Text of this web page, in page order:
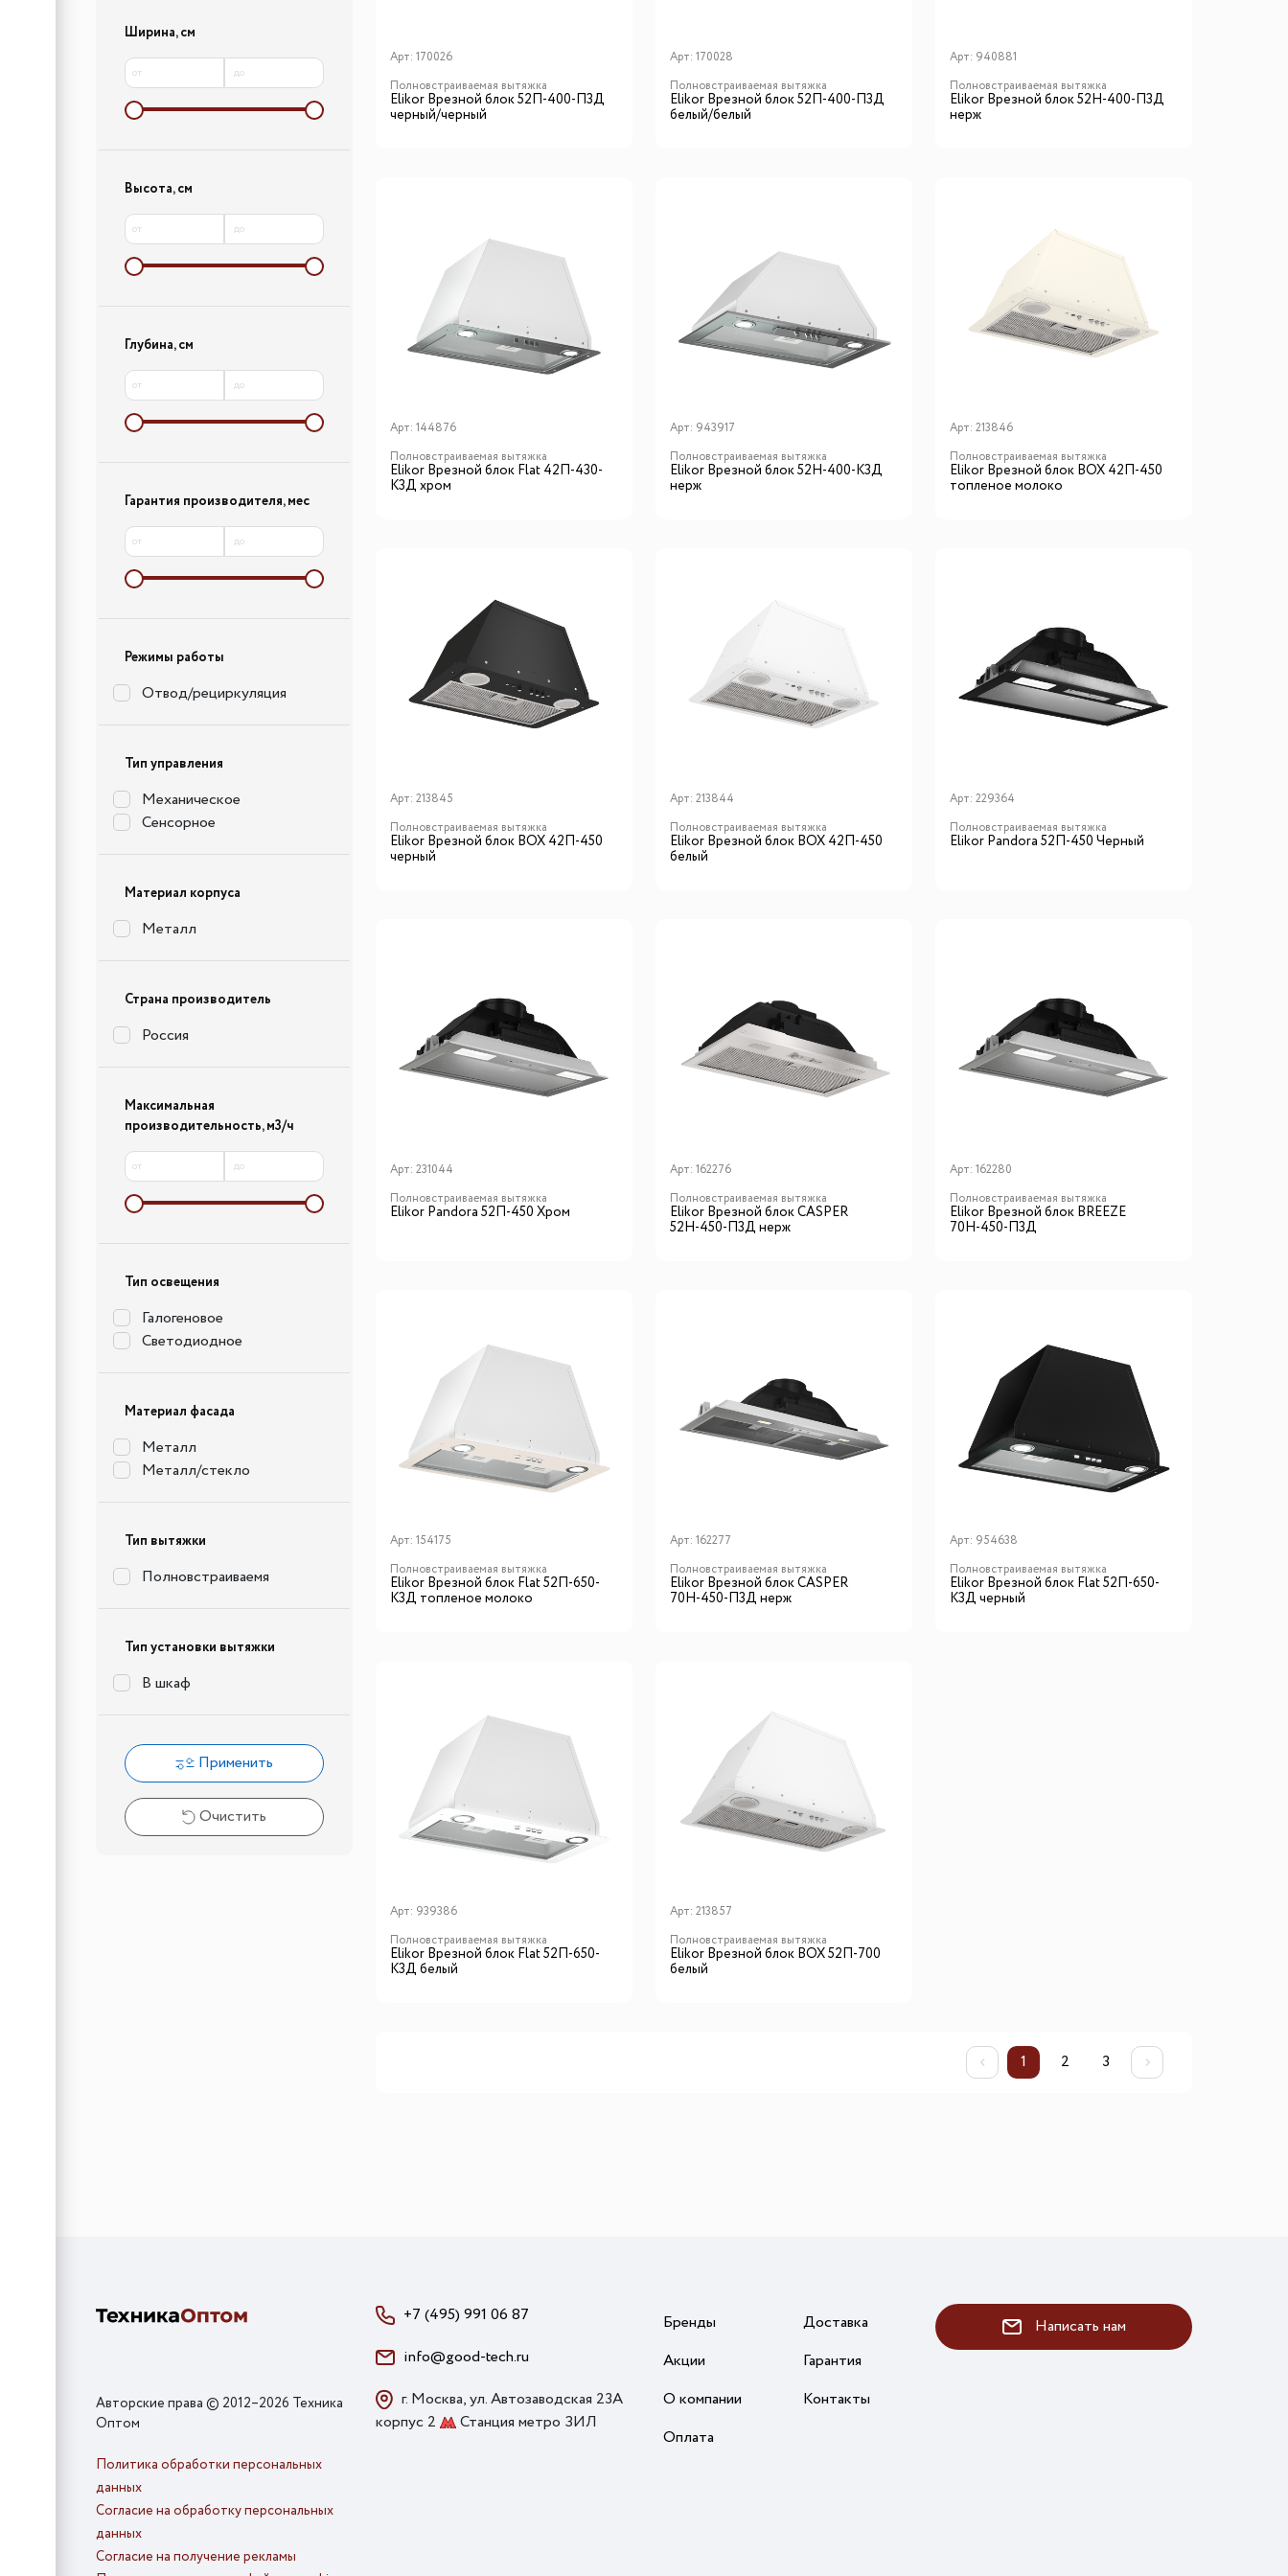
Ширина, см
от до
Высота, см
от до
Глубина, см
от до
Гарантия производителя, мес
от до
Режимы работы
Отвод/рециркуляция
Тип управления
Механическое
Сенсорное
Материал корпуса
Металл
Страна производитель
Россия
Максимальная
производительность, м3/ч
от до
Тип освещения
Галогеновое
Светодиодное
Материал фасада
Металл
Металл/стекло
Тип вытяжки
Полновстраиваемя
Тип установки вытяжки
В шкаф
Применить
Очистить
Арт: 170026
Полновстраиваемая вытяжка
Elikor Врезной блок 52П-400-П3Д
черный/черный
Арт: 170028
Полновстраиваемая вытяжка
Elikor Врезной блок 52П-400-П3Д
белый/белый
Арт: 940881
Полновстраиваемая вытяжка
Elikor Врезной блок 52Н-400-П3Д
нерж
Арт: 144876
Полновстраиваемая вытяжка
Elikor Врезной блок Flat 42П-430-
К3Д хром
Арт: 943917
Полновстраиваемая вытяжка
Elikor Врезной блок 52Н-400-К3Д
нерж
Арт: 213846
Полновстраиваемая вытяжка
Elikor Врезной блок BOX 42П-450
топленое молоко
Арт: 213845
Полновстраиваемая вытяжка
Elikor Врезной блок BOX 42П-450
черный
Арт: 213844
Полновстраиваемая вытяжка
Elikor Врезной блок BOX 42П-450
белый
Арт: 229364
Полновстраиваемая вытяжка
Elikor Pandora 52П-450 Черный
Арт: 231044
Полновстраиваемая вытяжка
Elikor Pandora 52П-450 Хром
Арт: 162276
Полновстраиваемая вытяжка
Elikor Врезной блок CASPER
52Н-450-П3Д нерж
Арт: 162280
Полновстраиваемая вытяжка
Elikor Врезной блок BREEZE
70Н-450-П3Д
Арт: 154175
Полновстраиваемая вытяжка
Elikor Врезной блок Flat 52П-650-
К3Д топленое молоко
Арт: 162277
Полновстраиваемая вытяжка
Elikor Врезной блок CASPER
70Н-450-П3Д нерж
Арт: 954638
Полновстраиваемая вытяжка
Elikor Врезной блок Flat 52П-650-
К3Д черный
Арт: 939386
Полновстраиваемая вытяжка
Elikor Врезной блок Flat 52П-650-
К3Д белый
Арт: 213857
Полновстраиваемая вытяжка
Elikor Врезной блок BOX 52П-700
белый
1 2 3
Авторские права © 2012–2026 Техника
Оптом
Политика обработки персональных
данных
Согласие на обработку персональных
данных
Согласие на получение рекламы
+7 (495) 991 06 87
info@good-tech.ru
г. Москва, ул. Автозаводская 23А
корпус 2
Станция метро ЗИЛ
Бренды
Акции
О компании
Оплата
Доставка
Гарантия
Контакты
Написать нам